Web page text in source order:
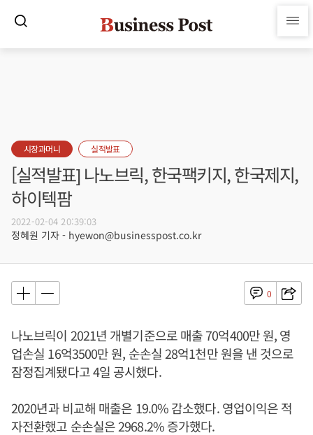
시장과머니 실적발표
[실적발표] 나노브릭, 한국팩키지, 한국제지,
하이텍팜
2022-02-04 20:39:03
정혜원 기자 - hyewon@businesspost.co.kr
0
나노브릭이 2021년 개별기준으로 매출 70억400만 원, 영
업손실 16억3500만 원, 순손실 28억1천만 원을 낸 것으로
잠정집계됐다고 4일 공시했다.
2020년과 비교해 매출은 19.0% 감소했다. 영업이익은 적
자전환했고 순손실은 2968.2% 증가했다.